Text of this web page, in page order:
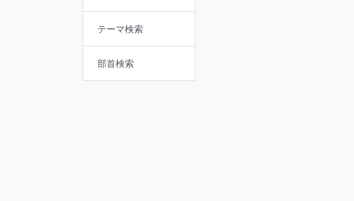
テーマ検索
部首検索